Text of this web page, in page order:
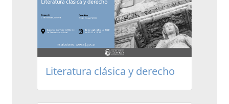
Literatura clásica y derecho